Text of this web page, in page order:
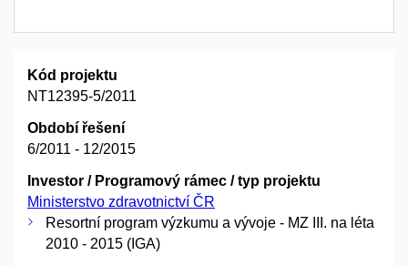
Kód projektu
NT12395-5/2011
Období řešení
6/2011 - 12/2015
Investor / Programový rámec / typ projektu
Ministerstvo zdravotnictví ČR
Resortní program výzkumu a vývoje - MZ III. na léta
2010 - 2015 (IGA)